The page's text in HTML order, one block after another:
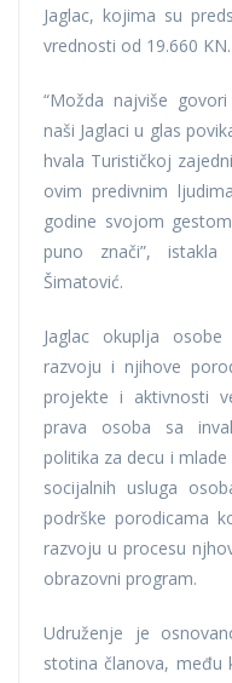
Jaglac, kojima su
vrednosti od 19.660 KN.
“Možda najviše
naši Jaglaci u glas
hvala Turističkoj
ovim predivnim
godine svojom
puno znači”, istakla
Šimatović.
Jaglac okuplja
razvoju i njihove
projekte i aktivnosti
prava osoba sa
politika za decu i
socijalnih usluga
podrške porodicama
razvoju u procesu
obrazovni program.
Udruženje je
stotina članova,